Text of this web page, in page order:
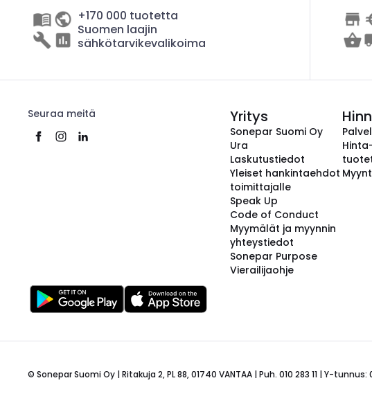
+170 000 tuotetta
Suomen laajin
sähkötarvikevalikoima
Seuraa meitä Yritys
Sonepar Suomi Oy
Ura
Laskutustiedot
Yleiset hankintaehdot
toimittajalle
Speak Up
Code of Conduct
Myymälät ja myynnin
yhteystiedot
Sonepar Purpose
Vierailijaohje
© Sonepar Suomi Oy | Ritakuja 2, PL 88, 01740 VANTAA | Puh. 010 283 11 | Y-tunnus: